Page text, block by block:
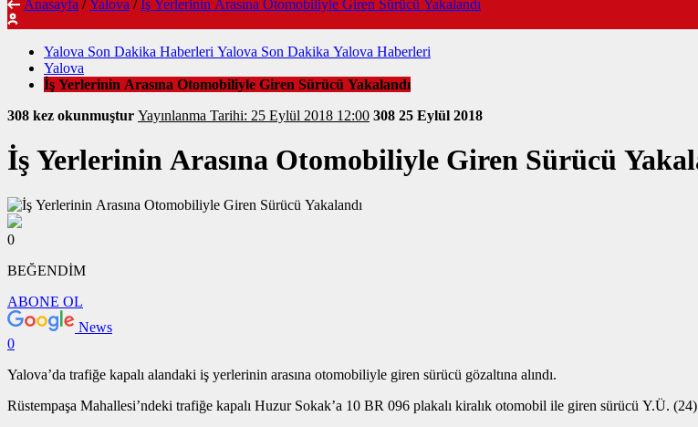
Anasayfa / Yalova / İş Yerlerinin Arasına Otomobiliyle Giren Sürücü Yakalandı
Yalova Son Dakika Haberleri Yalova Son Dakika Yalova Haberleri
Yalova
İş Yerlerinin Arasına Otomobiliyle Giren Sürücü Yakalandı
308 kez okunmuştur
Yayınlanma Tarihi: 25 Eylül 2018 12:00 308 25 Eylül 2018
İş Yerlerinin Arasına Otomobiliyle Giren Sürücü
0
BEĞENDİM
ABONE OL
News
0
Yalova’da trafiğe kapalı alandaki iş yerlerinin arasına otomobiliyle giren sürücü gözaltına alındı.
Rüstempaşa Mahallesi’ndeki trafiğe kapalı Huzur Sokak’a 10 BR 096 plakalı kiralık otomobil ile giren sürücü Y.Ü.